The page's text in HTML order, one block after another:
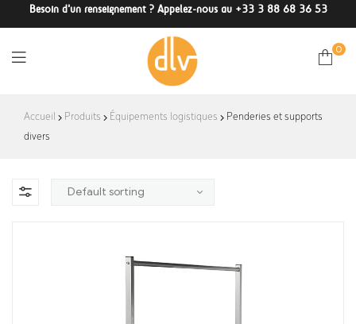
Besoin d'un renseignement ? Appelez-nous au +33 3 88 68 36 53
DLV-
0
Accueil Produits Équipements logistiques
Penderies et supports
divers